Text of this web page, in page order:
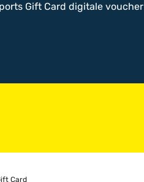
Gift Card digitale voucher
Card